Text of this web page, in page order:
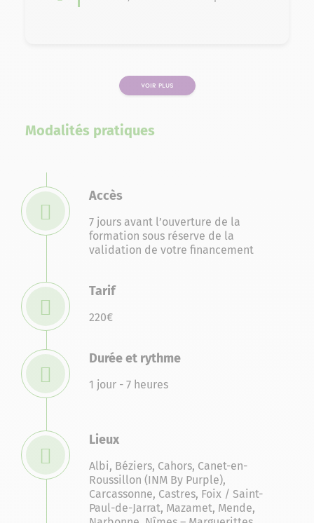
VOIR PLUS
Modalités pratiques
Accès
7 jours avant l’ouverture de la
formation sous réserve de la
validation de votre financement
Tarif
220€
Durée et rythme
1 jour - 7 heures
Lieux
Albi, Béziers, Cahors, Canet-en-
Roussillon (INM By Purple),
Carcassonne, Castres, Foix / Saint-
Paul-de-Jarrat, Mazamet, Mende,